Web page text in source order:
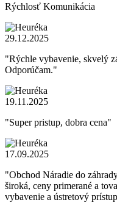
Rýchlosť Komunikácia
29.12.2025
"Rýchle vybavenie, skvelý
Odporúčam."
19.11.2025
"Super pristup, dobra cena"
17.09.2025
"Obchod Náradie do
široká, ceny primerané a
vybavenie a ústretový